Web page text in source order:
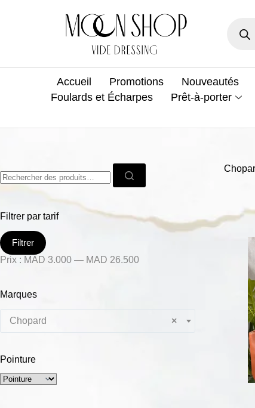
Accueil Promotions Nouveautés
Foulards et Écharpes
Prêt-à-porter
Filtrer par tarif
Filtrer
Prix : MAD 3.000 — MAD 26.500
Marques
×
Chopard
Pointure